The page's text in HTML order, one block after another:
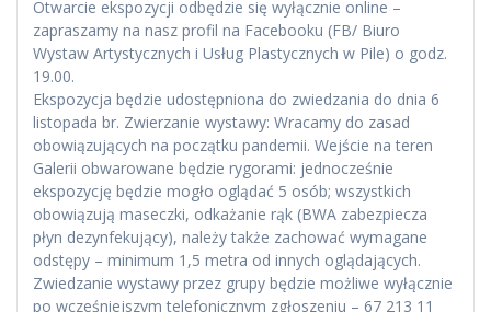
Otwarcie ekspozycji odbędzie się wyłącznie online –
zapraszamy na nasz profil na Facebooku (FB/ Biuro
Wystaw Artystycznych i Usług Plastycznych w Pile) o godz.
19.00.
Ekspozycja będzie udostępniona do zwiedzania do dnia 6
listopada br. Zwierzanie wystawy: Wracamy do zasad
obowiązujących na początku pandemii. Wejście na teren
Galerii obwarowane będzie rygorami: jednocześnie
ekspozycję będzie mogło oglądać 5 osób; wszystkich
obowiązują maseczki, odkażanie rąk (BWA zabezpiecza
płyn dezynfekujący), należy także zachować wymagane
odstępy – minimum 1,5 metra od innych oglądających.
Zwiedzanie wystawy przez grupy będzie możliwe wyłącznie
po wcześniejszym telefonicznym zgłoszeniu – 67 213 11